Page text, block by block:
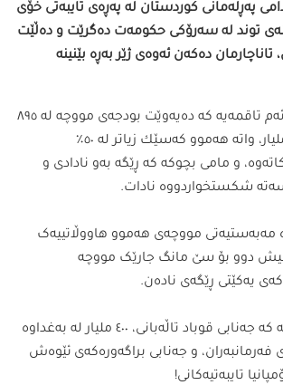
پەڕلەمانی کوردستان لە پەڕەی تایبەتی خۆی
توند لە سەرۆکی حکومەت دەگرێت و دەڵێت
تاناچارمان دەکەن ئەوەی ژێر بەڕە بێنینە
ئەوە برا گەورەکەی ئەم تاقمەیە کە دە‌یە‌وێت بودجە‌ی مووچە‌ لە‌ ٨٩٥
ملیارە‌وە‌ بكاتە‌ ٤٥٠ ملیار، واتە‌ ھە‌موو كە‌سێك زیاتر لە‌ ٥٠٪‏
و مامی بچوکە کە ڕێگە بەو نادادی و
شکستخواردووە نادات.
مەبەستیەتی مووچەی هەموو هاووڵاتییەک
دوو بۆ سێ مانگ جارێک مووچە
یەکێتی ڕێگەی نادەن.
ئەوە ئەم عەقڵیەتەیە کە جەنابی قوباد تاڵەبانی، ٤٠٠ ملیار لە بەغداوە
و جەنابی براگەورەکەی ئێوەش
تایبەتیەکانی!